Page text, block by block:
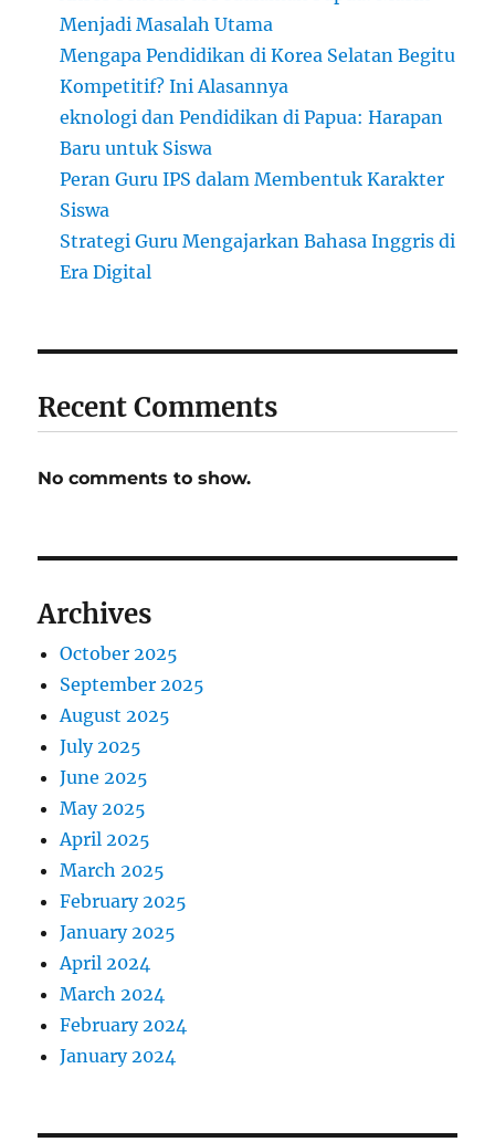
Menjadi Masalah Utama
Mengapa Pendidikan di Korea Selatan Begitu
Kompetitif? Ini Alasannya
eknologi dan Pendidikan di Papua: Harapan
Baru untuk Siswa
Peran Guru IPS dalam Membentuk Karakter
Siswa
Strategi Guru Mengajarkan Bahasa Inggris di
Era Digital
Recent Comments
No comments to show.
Archives
October 2025
September 2025
August 2025
July 2025
June 2025
May 2025
April 2025
March 2025
February 2025
January 2025
April 2024
March 2024
February 2024
January 2024